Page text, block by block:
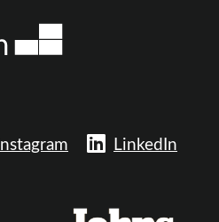
Instagram LinkedIn